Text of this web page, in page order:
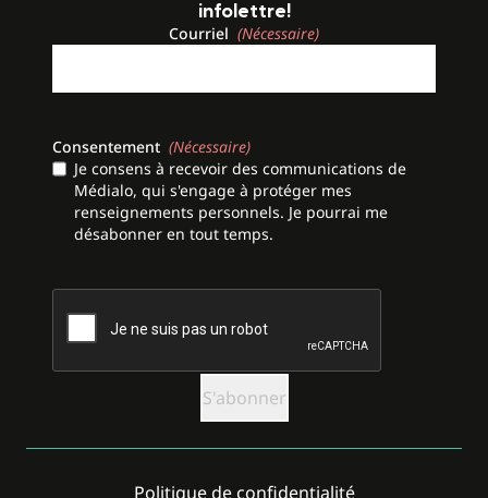
infolettre!
Courriel (Nécessaire)
Consentement (Nécessaire)
Je consens à recevoir des communications de
Médialo, qui s'engage à protéger mes
renseignements personnels. Je pourrai me
désabonner en tout temps.
Politique de confidentialité